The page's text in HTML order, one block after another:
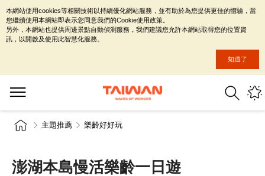
主題推薦 樂齡好好玩
澎湖本島慢活樂齡一日遊
本網站使用cookies等相關技術以持續優化網站服務，並有助於為您提供更佳的體驗，當
您繼續使用本網站即表示您同意我們的Cookie使用政策。
另外，本網站也提供周邊景點自動偵測服務，我們建議您允許本網站取得您的位置資
訊，以開啟及使用此智慧化服務。
知道了